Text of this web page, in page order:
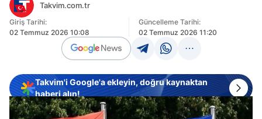
Takvim.com.tr
Giriş Tarihi:
02 Temmuz 2026 10:08
Güncelleme Tarihi:
02 Temmuz 2026 11:20
Takvim'i Google'a ekleyin, doğru kaynaktan
haberi alın!